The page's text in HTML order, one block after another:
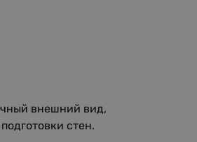
внешний вид,
стен.